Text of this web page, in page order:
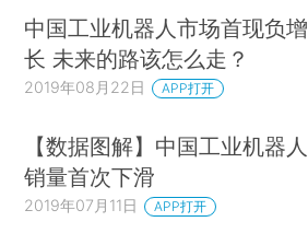
中国工业机器人市场首现负增
长 未来的路该怎么走？
2019年08月22日 APP打开
【数据图解】中国工业机器人
销量首次下滑
2019年07月11日 APP打开